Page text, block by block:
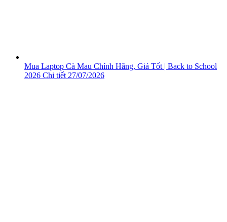
Mua Laptop Cà Mau Chính Hãng, Giá Tốt | Back to School
2026 Chi tiết 27/07/2026